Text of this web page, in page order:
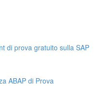
di prova gratuito sulla SAP
ABAP di Prova